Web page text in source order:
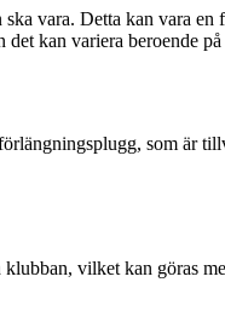
vara. Detta kan vara
kan variera beroende
som är
vilket kan göras